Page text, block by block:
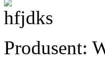
Produsent: